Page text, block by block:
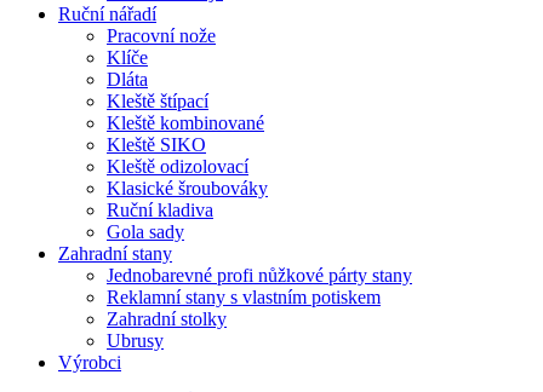
Ruční nářadí
Pracovní nože
Klíče
Dláta
Kleště štípací
Kleště kombinované
Kleště SIKO
Kleště odizolovací
Klasické šroubováky
Ruční kladiva
Gola sady
Zahradní stany
Jednobarevné profi nůžkové párty stany
Reklamní stany s vlastním potiskem
Zahradní stolky
Ubrusy
Výrobci